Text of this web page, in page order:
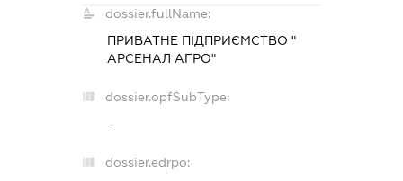
dossier.fullName:
ПРИВАТНЕ ПІДПРИЄМСТВО "
АРСЕНАЛ АГРО"
dossier.opfSubType:
-
dossier.edrpo: